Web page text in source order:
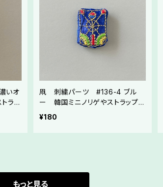
いオ
ラッ
凧 刺繍パーツ #136-4 ブル
ー 韓国ミニノリゲやストラップ制
作にご利用ください
¥180
もっと見る